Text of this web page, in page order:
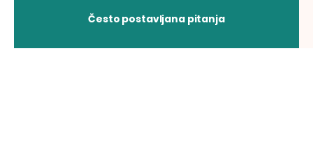
Često postavljana pitanja